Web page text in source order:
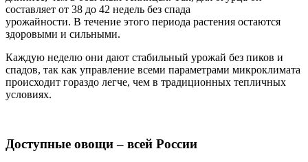
составляет от 38 до 42 недель без спада
урожайности. В течение этого периода растения остаются
здоровыми и сильными.
Каждую неделю они дают стабильный урожай без пиков и
спадов, так как управление всеми параметрами микроклимата
происходит гораздо легче, чем в традиционных тепличных
условиях.
Доступные овощи – всей России